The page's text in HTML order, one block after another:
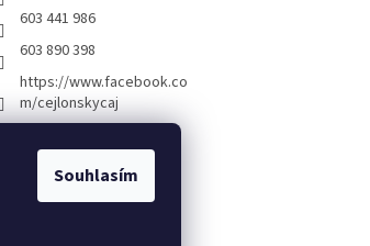
Souhlasím
603 441 986
603 890 398
https://www.facebook.co
m/cejlonskycaj